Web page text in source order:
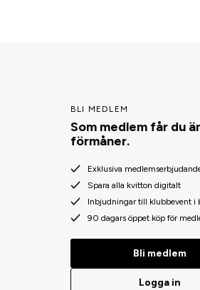
BLI MEDLEM
Som medlem får du
förmåner.
Exklusiva
Spara alla kvitton digitalt
Inbjudningar till klubbevent i
90 dagars öppet köp för
Bli medlem
Logga in